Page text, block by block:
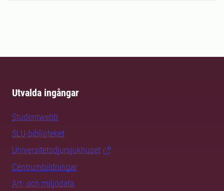
Utvalda ingångar
Studentwebb
SLU-biblioteket
Universitetsdjursjukhuset
Centrumbildningar
Art- och miljödata